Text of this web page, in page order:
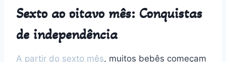
Sexto ao oitavo mês: Conquistas
de independência
A partir do sexto mês, muitos bebês começam